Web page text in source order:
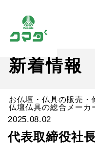
新着情報
お仏壇・仏具の販売・
仏壇仏具の総合メーカ
2025.08.02
代表取締役社